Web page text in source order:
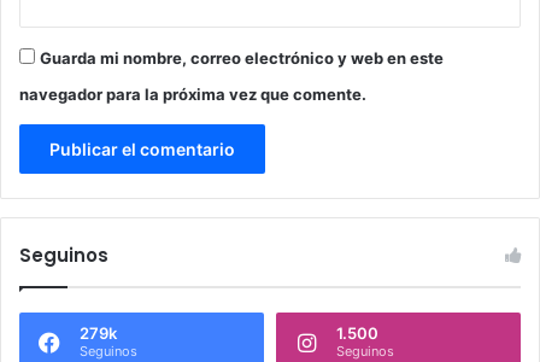
Guarda mi nombre, correo electrónico y web en este
navegador para la próxima vez que comente.
Seguinos
279k
Seguinos
1.500
Seguinos